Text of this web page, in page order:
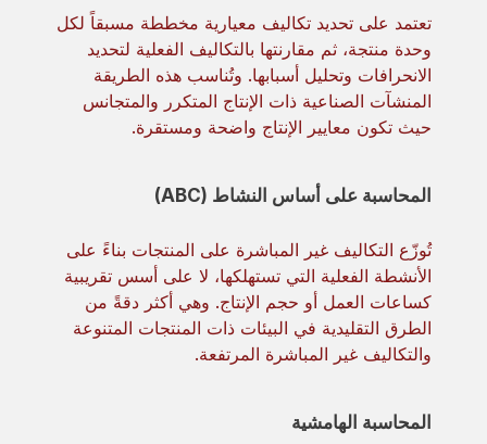
تعتمد على تحديد تكاليف معيارية مخططة مسبقاً لكل
وحدة منتجة، ثم مقارنتها بالتكاليف الفعلية لتحديد
الانحرافات وتحليل أسبابها. وتُناسب هذه الطريقة
المنشآت الصناعية ذات الإنتاج المتكرر والمتجانس
حيث تكون معايير الإنتاج واضحة ومستقرة.
المحاسبة على أساس النشاط (ABC)
تُوزّع التكاليف غير المباشرة على المنتجات بناءً على
الأنشطة الفعلية التي تستهلكها، لا على أسس تقريبية
كساعات العمل أو حجم الإنتاج. وهي أكثر دقةً من
الطرق التقليدية في البيئات ذات المنتجات المتنوعة
والتكاليف غير المباشرة المرتفعة.
المحاسبة الهامشية